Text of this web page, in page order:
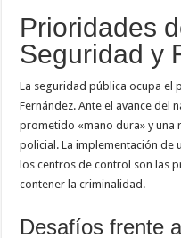
Prioridades
Seguridad y
La seguridad pública ocupa el
Fernández. Ante el avance del
prometido «mano dura» y una
policial. La implementación de
los centros de control son las
contener la criminalidad.
Desafíos frente